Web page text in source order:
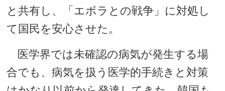
と共有し、「エボラとの戦争」に対処し
て国民を安心させた。
医学界では未確認の病気が発生する場
合でも、病気を扱う医学的手続きと対策